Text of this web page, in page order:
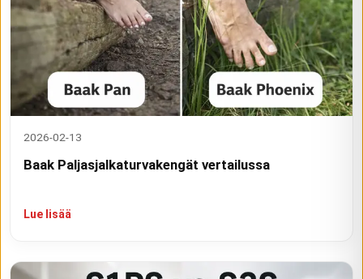
2026-02-13
Baak Paljasjalkaturvakengät vertailussa
Lue lisää